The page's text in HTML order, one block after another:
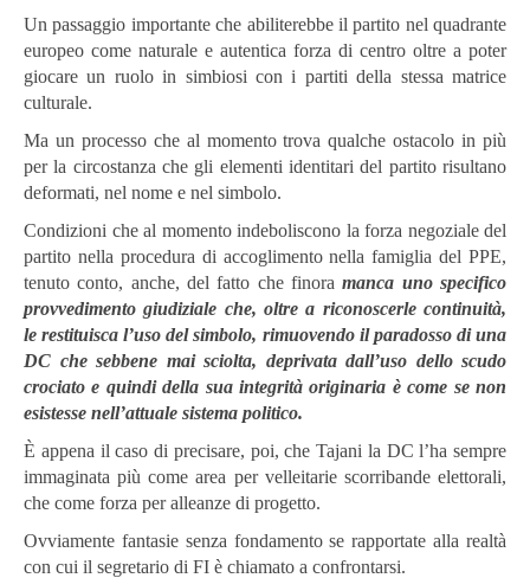
Un passaggio importante che abiliterebbe il partito nel quadrante
europeo come naturale e autentica forza di centro oltre a poter
giocare un ruolo in simbiosi con i partiti della stessa matrice
culturale.
Ma un processo che al momento trova qualche ostacolo in più
per la circostanza che gli elementi identitari del partito risultano
deformati, nel nome e nel simbolo.
Condizioni che al momento indeboliscono la forza negoziale del
partito nella procedura di accoglimento nella famiglia del PPE,
tenuto conto, anche, del fatto che finoramanca uno specifico
provvedimento giudiziale che, oltre a riconoscerle continuità,
le restituisca l’uso del simbolo, rimuovendo il paradosso di una
DC che sebbene mai sciolta, deprivata dall’uso dello scudo
crociato e quindi della sua integrità originaria è come se non
esistesse nell’attuale sistema politico.
È appena il caso di precisare, poi, che Tajani la DC l’ha sempre
immaginata più come area per velleitarie scorribande elettorali,
che come forza per alleanze di progetto.
Ovviamente fantasie senza fondamento se rapportate alla realtà
con cui il segretario di FI è chiamato a confrontarsi.